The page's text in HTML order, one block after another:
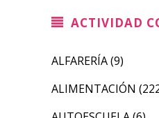
ACTIVIDAD
ALFARERÍA(9)
ALIMENTACIÓN